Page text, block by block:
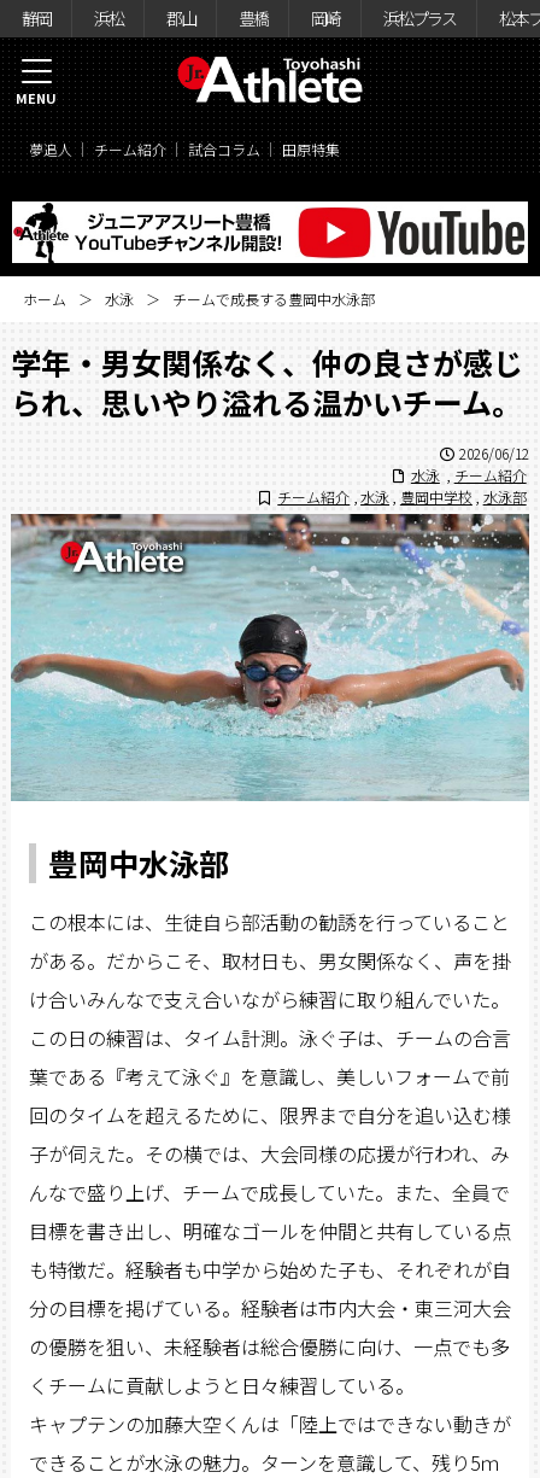
静岡 浜松 郡山 豊橋 岡崎 浜松プラス 松本
夢追人 チーム紹介 試合コラム 田原特集
MENU
ホーム 水泳 チームで成長する豊岡中水泳部
学年・男女関係なく、仲の良さが感じ
られ、思いやり溢れる温かいチーム。
2026/06/12
水泳
チーム紹介
チーム紹介 水泳 豊岡中学校 , 水泳部
豊岡中水泳部
この根本には、生徒自ら部活動の勧誘を行っていること
がある。だからこそ、取材日も、男女関係なく、声を掛
け合いみんなで支え合いながら練習に取り組んでいた。
この日の練習は、タイム計測。泳ぐ子は、チームの合言
葉である『考えて泳ぐ』を意識し、美しいフォームで前
回のタイムを超えるために、限界まで自分を追い込む様
子が伺えた。その横では、大会同様の応援が行われ、み
んなで盛り上げ、チームで成長していた。また、全員で
目標を書き出し、明確なゴールを仲間と共有している点
も特徴だ。経験者も中学から始めた子も、それぞれが自
分の目標を掲げている。経験者は市内大会・東三河大会
の優勝を狙い、未経験者は総合優勝に向け、一点でも多
くチームに貢献しようと日々練習している。
キャプテンの加藤大空くんは「陸上ではできない動きが
できることが水泳の魅力。ターンを意識して、残り5ｍ